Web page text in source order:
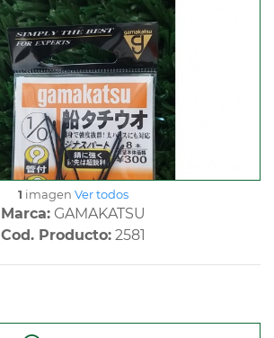
1 imagen Ver todos
Marca:GAMAKATSU
Cod. Producto:2581